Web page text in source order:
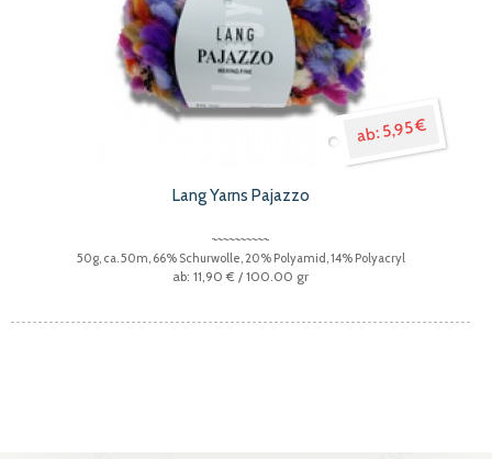
5,95 €
Lang Yarns Pajazzo
50g, ca. 50m, 66% Schurwolle, 20% Polyamid, 14% Polyacryl
11,90 € / 100.00 gr